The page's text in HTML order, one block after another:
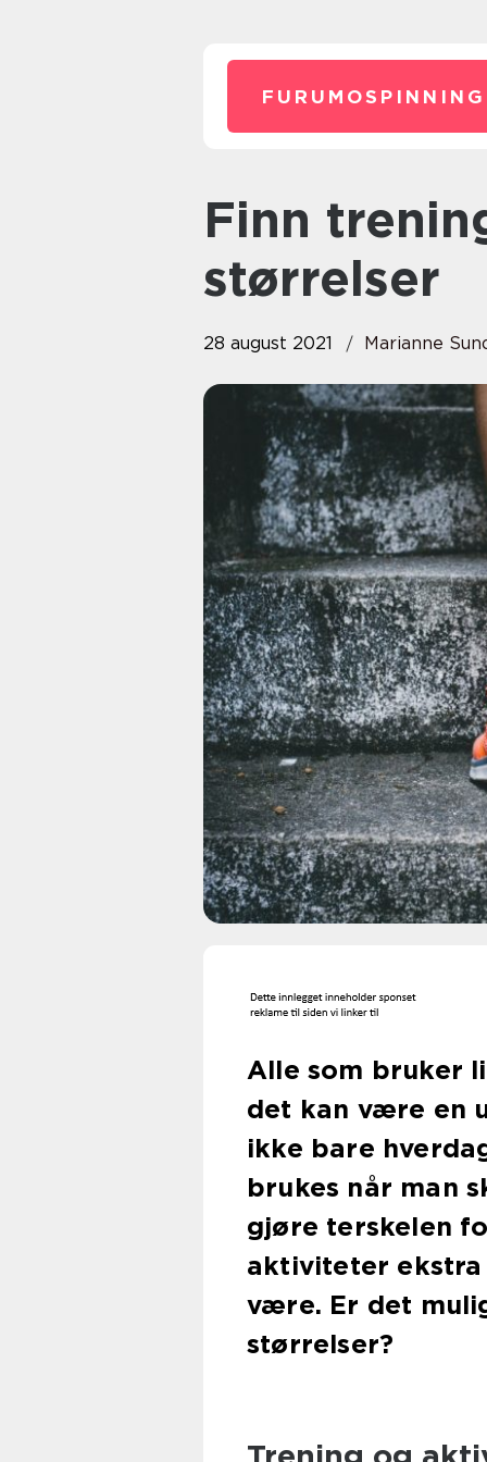
Finn treningsklær i store
størrelser
28 august 2021 Marianne
Alle som bruker
det kan være en
ikke bare
brukes når man
gjøre terskelen
aktiviteter ekstra
være. Er det
størrelser?